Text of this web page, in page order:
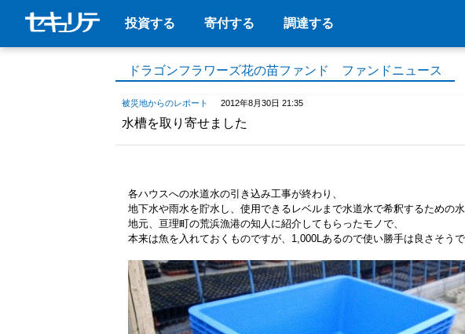
投資する 寄付する 調達する
ドラゴンフラワーズ花の苗ファンド ファンドニュース
被災地からのレポート 2012年8月30日 21:35
水槽を取り寄せました
各ハウスへの水道水の引き込み工事が終わり、
地下水や雨水を貯水し、使用できるレベルまで水道水で希釈するための水
地元、亘理町の荒浜漁港の知人に紹介してもらったモノで、
本来は魚を入れておくものですが、1,000Lあるので使い勝手は良さそうで